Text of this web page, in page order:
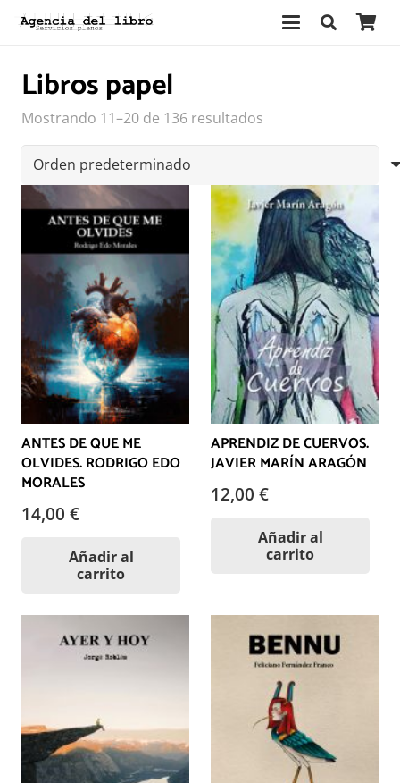
Libros papel
Mostrando 11–20 de 136 resultados
ANTES DE QUE ME
OLVIDES. RODRIGO EDO
MORALES
14,00 €
Añadir al
carrito
APRENDIZ DE CUERVOS.
JAVIER MARÍN ARAGÓN
12,00 €
Añadir al
carrito